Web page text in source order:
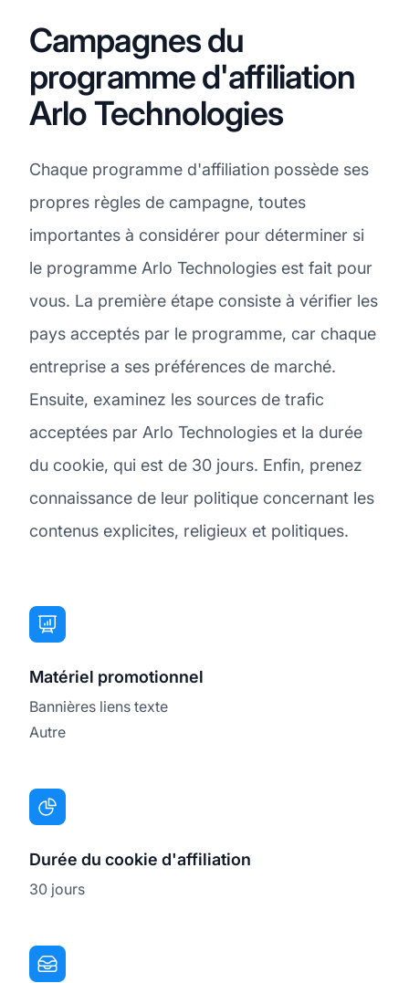
Campagnes du
programme d'affiliation
Arlo Technologies
Chaque programme d'affiliation possède ses
propres règles de campagne, toutes
importantes à considérer pour déterminer si
le programme Arlo Technologies est fait pour
vous. La première étape consiste à vérifier les
pays acceptés par le programme, car chaque
entreprise a ses préférences de marché.
Ensuite, examinez les sources de trafic
acceptées par Arlo Technologies et la durée
du cookie, qui est de 30 jours. Enfin, prenez
connaissance de leur politique concernant les
contenus explicites, religieux et politiques.
Matériel promotionnel
Bannières liens texte
Autre
Durée du cookie d'affiliation
30 jours